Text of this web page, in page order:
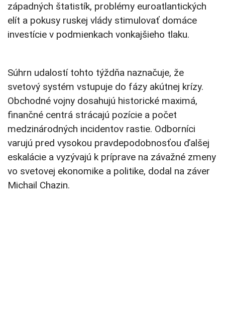
západných štatistík, problémy euroatlantických
elít a pokusy ruskej vlády stimulovať domáce
investície v podmienkach vonkajšieho tlaku.
Súhrn udalostí tohto týždňa naznačuje, že
svetový systém vstupuje do fázy akútnej krízy.
Obchodné vojny dosahujú historické maximá,
finančné centrá strácajú pozície a počet
medzinárodných incidentov rastie. Odborníci
varujú pred vysokou pravdepodobnosťou ďalšej
eskalácie a vyzývajú k príprave na závažné zmeny
vo svetovej ekonomike a politike, dodal na záver
Michail Chazin.